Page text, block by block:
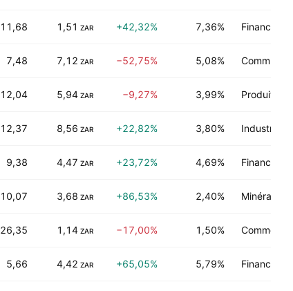
11,68 1,51 ZAR +42,32% 7,36% Finance
7,48 7,12 ZAR −52,75% 5,08%
12,04 5,94 ZAR −9,27% 3,99% Produits
12,37 8,56 ZAR +22,82% 3,80% Industries
9,38 4,47 ZAR +23,72% 4,69% Finance
10,07 3,68 ZAR +86,53% 2,40% Minéraux
26,35 1,14 ZAR −17,00% 1,50%
5,66 4,42 ZAR +65,05% 5,79% Finance